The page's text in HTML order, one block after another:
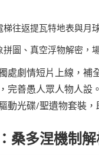
梯往返提瓦特地表與月
拼圖、真空浮物解密，
處劇情短片上線，補
完善愚人眾人物人設
動光碟/聖遺物套裝，
桑多涅機制